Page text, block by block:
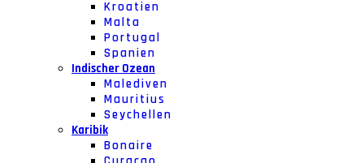
Kroatien
Malta
Portugal
Spanien
Indischer Ozean
Malediven
Mauritius
Seychellen
Karibik
Bonaire